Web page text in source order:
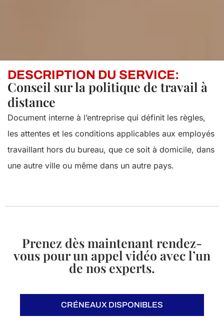
DESCRIPTION DU SERVICE:
Conseil sur la politique de travail à
distance
Document interne à l’entreprise qui définit les règles,
les attentes et les conditions applicables aux employés
travaillant hors du bureau, que ce soit à domicile, dans
une autre ville ou même dans un autre pays.
Prenez dès maintenant rendez-
vous pour un appel vidéo avec l’un
de nos experts.
CRÉNEAUX DISPONIBLES